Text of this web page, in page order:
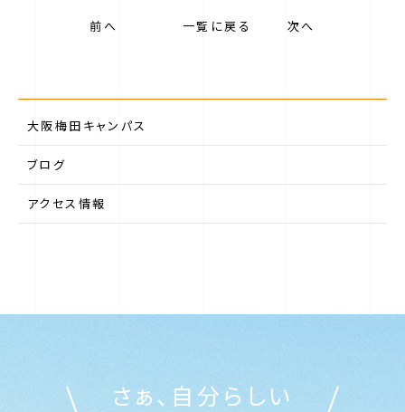
第一学院中等部について
前へ 一覧に戻る 次へ
大阪梅田キャンパス
ブログ
アクセス情報
さぁ、自分らしい